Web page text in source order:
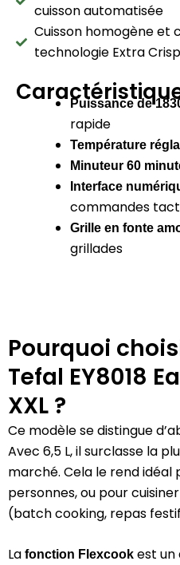
cuisson automatisée
Cuisson homogène et
technologie Extra Crisp
Puissance de
rapide
Température
Minuteur 60
Interface
commandes
Grille en fonte
grillades
Pourquoi
Tefal EY8018
XXL ?
Ce modèle se distingue
Avec 6,5 L, il surclasse la
marché. Cela le rend idéal
personnes, ou pour
(batch cooking, repas
La fonction Flexcook est un